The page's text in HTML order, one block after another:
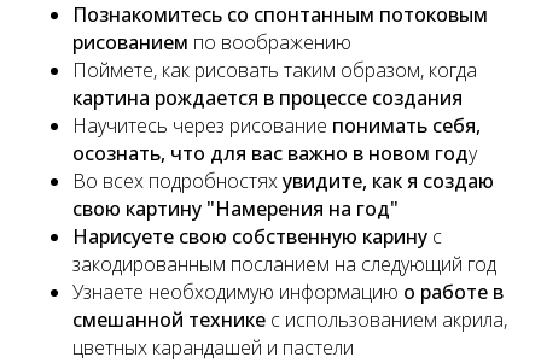
Познакомитесь со спонтанным потоковым
рисованием по воображению
Поймете, как рисовать таким образом, когда
картина рождается в процессе создания
Научитесь через рисование понимать себя,
осознать, что для вас важно в новом году
Во всех подробностяхувидите, как я создаю
свою картину "Намерения на год"
Нарисуете свою собственную карину с
закодированным посланием на следующий год
Узнаете необходимую информацию о работе в
смешанной технике с использованием акрила,
цветных карандашей и пастели